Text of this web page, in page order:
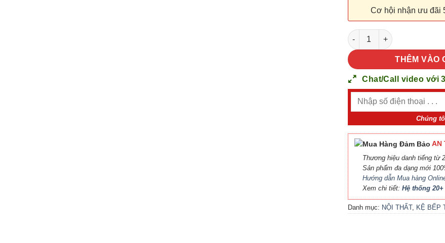
Cơ hội nhận ưu đãi
NỘI THẤT KỆ BẾP TỦ BẾP
THÊM VÀO
Chat/Call video với
Chúng
AN
Thương hiệu danh tiếng từ
Sản phẩm đa dạng mới
Hướng dẫn Mua hàng
Xem chi tiết: Hệ thống
Danh mục: NỘI THẤT, KỆ BẾP